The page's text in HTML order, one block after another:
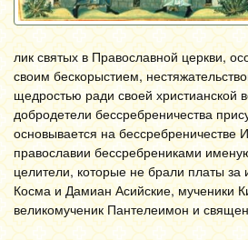
лик святых в Православной церкви,
своим бескорыстием,
щедростью ради своей христианской
добродетели бессребреничества
основывается на бессребреничестве
православии бессребрениками
целители, которые не брали платы за
Косма и Дамиан Асийские, мученики
великомученик Пантелеимон и